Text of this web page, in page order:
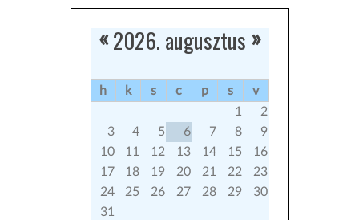
2026. augusztus
« »
h k s c p s
v
1
2
3
4 5 6 7 8
9
10
11 12 13 14 15
16
17
18 19 20 21 22
23
24
25 26 27 28 29
30
31